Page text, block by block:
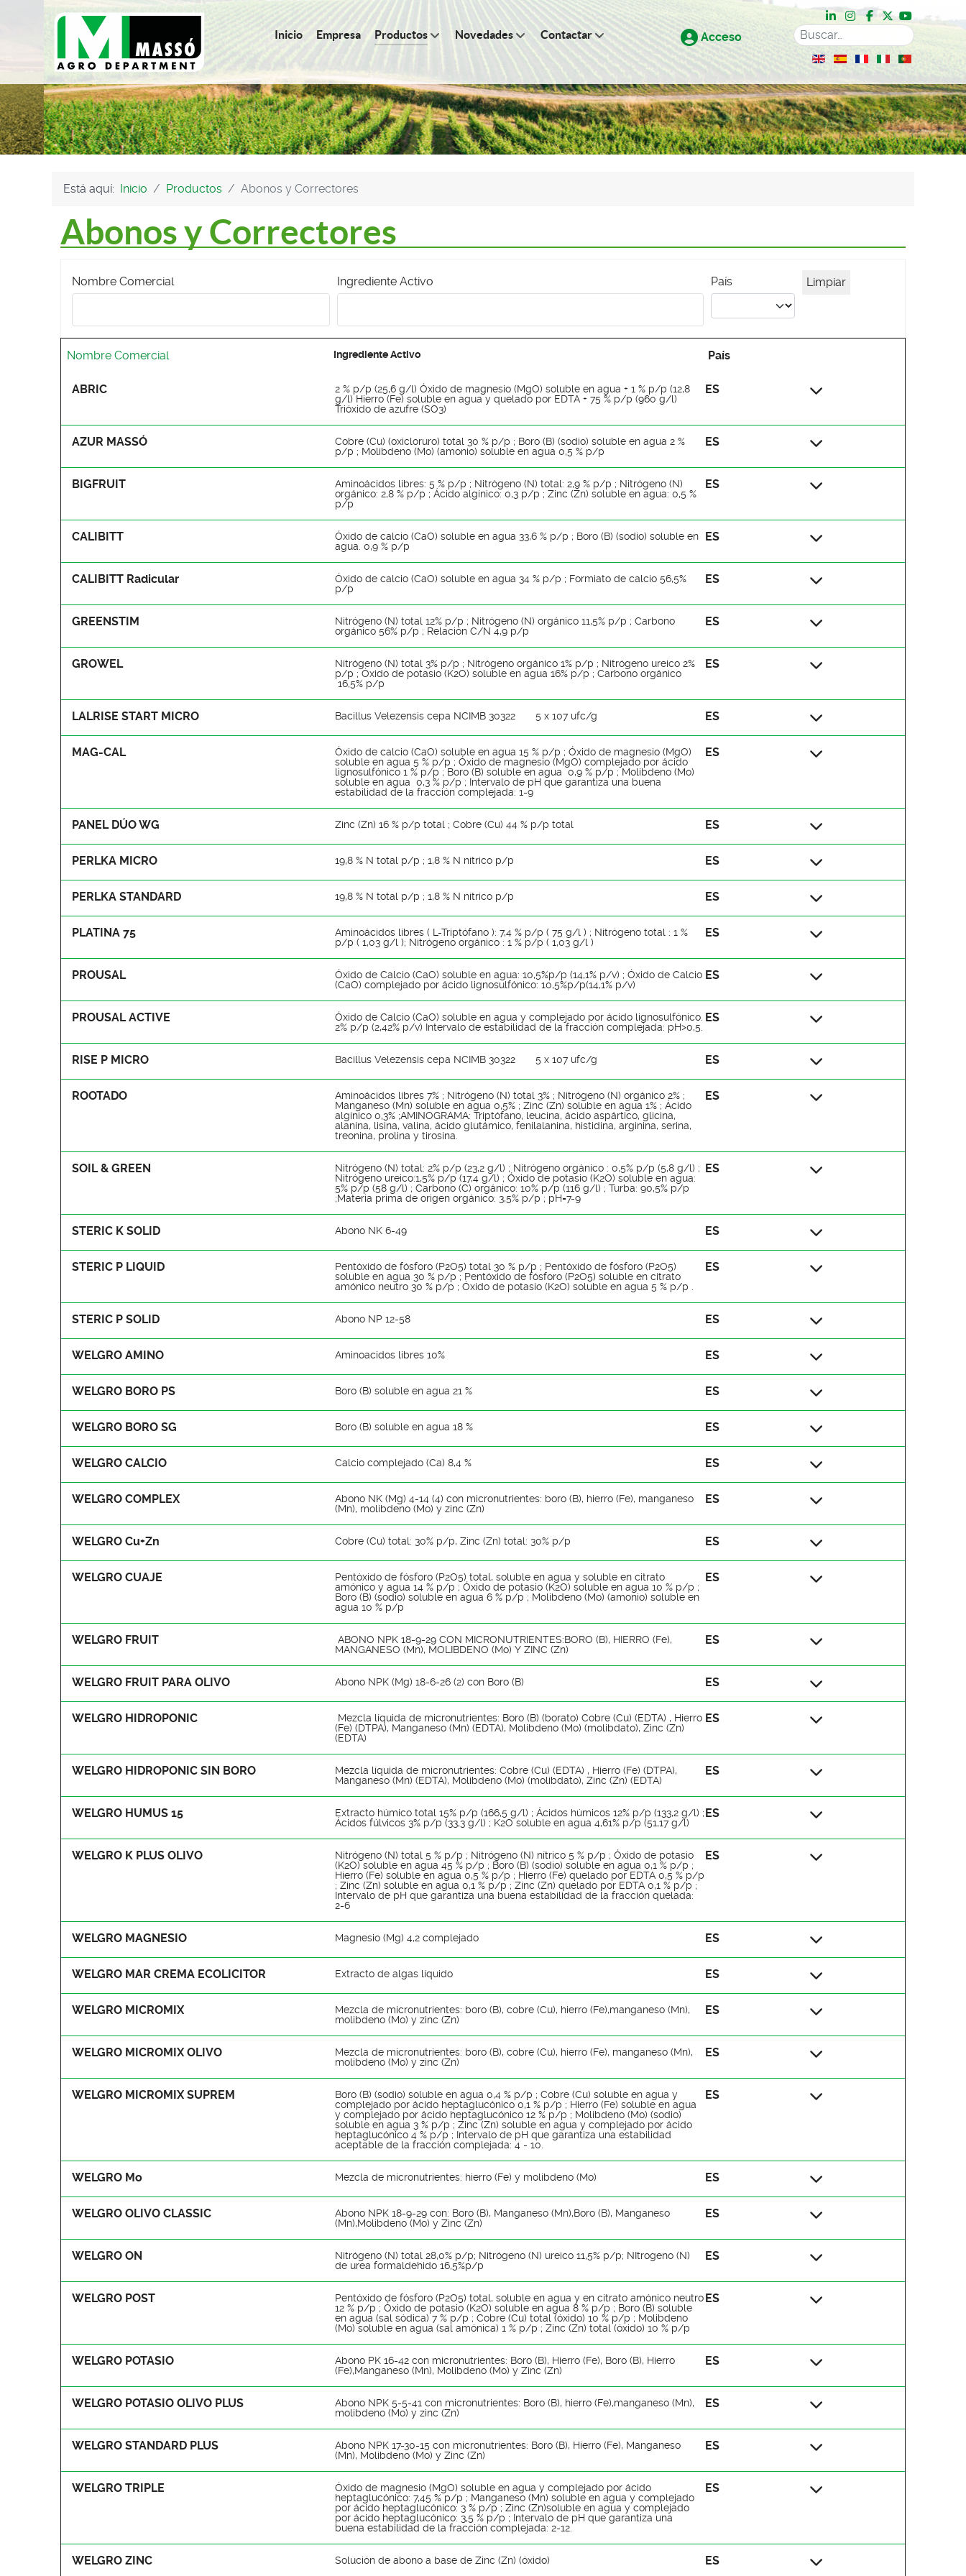
Inicio Empresa Productos Novedades Contactar
Acceso
Seleccione su idioma
Está aquí: Inicio Productos Abonos y Correctores
Abonos y Correctores
Nombre Comercial Ingrediente Activo País Limpiar
Artículos
Nombre Comercial Ingrediente Activo País
ABRIC
2 % p/p (25,6 g/l) Óxido de magnesio (MgO) soluble en agua + 1 % p/p (12,8
g/l) Hierro (Fe) soluble en agua y quelado por EDTA + 75 % p/p (960 g/l)
Trióxido de azufre (SO3)
ES
AZUR MASSÓ
Cobre (Cu) (oxicloruro) total 30 % p/p ; Boro (B) (sodio) soluble en agua 2 %
p/p ; Molibdeno (Mo) (amonio) soluble en agua 0,5 % p/p
ES
BIGFRUIT
Aminoácidos libres: 5 % p/p ; Nitrógeno (N) total: 2,9 % p/p ; Nitrógeno (N)
orgánico: 2,8 % p/p ; Ácido algínico: 0,3 p/p ; Zinc (Zn) soluble en agua: 0,5 %
p/p
ES
CALIBITT
Óxido de calcio (CaO) soluble en agua 33,6 % p/p ; Boro (B) (sodio) soluble en
agua. 0,9 % p/p
ES
CALIBITT Radicular
Óxido de calcio (CaO) soluble en agua 34 % p/p ; Formiato de calcio 56,5%
p/p
ES
GREENSTIM
Nitrógeno (N) total 12% p/p ; Nitrógeno (N) orgánico 11,5% p/p ; Carbono
orgánico 56% p/p ; Relación C/N 4,9 p/p
ES
GROWEL
Nitrógeno (N) total 3% p/p ; Nitrógeno orgánico 1% p/p ; Nitrógeno ureico 2%
p/p ; Óxido de potasio (K2O) soluble en agua 16% p/p ; Carbono orgánico
16,5% p/p
ES
LALRISE START MICRO Bacillus Velezensis cepa NCIMB 30322 5 x 107 ufc/g ES
MAG-CAL
Óxido de calcio (CaO) soluble en agua 15 % p/p ; Óxido de magnesio (MgO)
soluble en agua 5 % p/p ; Óxido de magnesio (MgO) complejado por ácido
lignosulfónico 1 % p/p ; Boro (B) soluble en agua 0,9 % p/p ; Molibdeno (Mo)
soluble en agua 0,3 % p/p ; Intervalo de pH que garantiza una buena
estabilidad de la fracción complejada: 1-9
ES
PANEL DÚO WG Zinc (Zn) 16 % p/p total ; Cobre (Cu) 44 % p/p total ES
PERLKA MICRO 19,8 % N total p/p ; 1,8 % N nítrico p/p ES
PERLKA STANDARD 19,8 % N total p/p ; 1,8 % N nítrico p/p ES
PLATINA 75
Aminoácidos libres ( L-Triptófano ): 7,4 % p/p ( 75 g/l ) ; Nitrógeno total : 1 %
p/p ( 1,03 g/l ); Nitrógeno orgánico : 1 % p/p ( 1,03 g/l )
ES
PROUSAL
Óxido de Calcio (CaO) soluble en agua: 10,5%p/p (14,1% p/v) ; Óxido de Calcio
(CaO) complejado por ácido lignosulfónico: 10,5%p/p(14,1% p/v)
ES
PROUSAL ACTIVE
Óxido de Calcio (CaO) soluble en agua y complejado por ácido lignosulfónico.
2% p/p (2,42% p/v) Intervalo de estabilidad de la fracción complejada: pH>0,5.
ES
RISE P MICRO Bacillus Velezensis cepa NCIMB 30322 5 x 107 ufc/g ES
ROOTADO
Aminoácidos libres 7% ; Nitrógeno (N) total 3% ; Nitrógeno (N) orgánico 2% ;
Manganeso (Mn) soluble en agua 0,5% ; Zinc (Zn) soluble en agua 1% ; Ácido
algínico 0,3% ;AMINOGRAMA: Triptófano, leucina, ácido aspártico, glicina,
alanina, lisina, valina, ácido glutámico, fenilalanina, histidina, arginina, serina,
treonina, prolina y tirosina.
ES
SOIL & GREEN
Nitrógeno (N) total: 2% p/p (23,2 g/l) ; Nitrógeno orgánico : 0,5% p/p (5,8 g/l) ;
Nitrógeno ureico:1,5% p/p (17,4 g/l) ; Óxido de potasio (K2O) soluble en agua:
5% p/p (58 g/l) ; Carbono (C) orgánico: 10% p/p (116 g/l) ; Turba: 90,5% p/p
;Materia prima de origen orgánico: 3,5% p/p ; pH=7-9
ES
STERIC K SOLID Abono NK 6-49 ES
STERIC P LIQUID
Pentóxido de fósforo (P2O5) total 30 % p/p ; Pentóxido de fósforo (P2O5)
soluble en agua 30 % p/p ; Pentóxido de fósforo (P2­O5) soluble en citrato
amónico neutro 30 % p/p ; Óxido de potasio (K2O) soluble en agua 5 % p/p .
ES
STERIC P SOLID Abono NP 12-58 ES
WELGRO AMINO Aminoacidos libres 10% ES
WELGRO BORO PS Boro (B) soluble en agua 21 % ES
WELGRO BORO SG Boro (B) soluble en agua 18 % ES
WELGRO CALCIO Calcio complejado (Ca) 8,4 % ES
WELGRO COMPLEX
Abono NK (Mg) 4-14 (4) con micronutrientes: boro (B), hierro (Fe), manganeso
(Mn), molibdeno (Mo) y zinc (Zn)
ES
WELGRO Cu+Zn Cobre (Cu) total: 30% p/p, Zinc (Zn) total: 30% p/p ES
WELGRO CUAJE
Pentóxido de fósforo (P2O5) total, soluble en agua y soluble en citrato
amónico y agua 14 % p/p ; Óxido de potasio (K2O) soluble en agua 10 % p/p ;
Boro (B) (sodio) soluble en agua 6 % p/p ; Molibdeno (Mo) (amonio) soluble en
agua 10 % p/p
ES
WELGRO FRUIT
ABONO NPK 18-9-29 CON MICRONUTRIENTES:BORO (B), HIERRO (Fe),
MANGANESO (Mn), MOLIBDENO (Mo) Y ZINC (Zn)
ES
WELGRO FRUIT PARA OLIVO Abono NPK (Mg) 18-6-26 (2) con Boro (B) ES
WELGRO HIDROPONIC
Mezcla líquida de micronutrientes: Boro (B) (borato) Cobre (Cu) (EDTA) , Hierro
(Fe) (DTPA), Manganeso (Mn) (EDTA), Molibdeno (Mo) (molibdato), Zinc (Zn)
(EDTA)
ES
WELGRO HIDROPONIC SIN BORO
Mezcla líquida de micronutrientes: Cobre (Cu) (EDTA) , Hierro (Fe) (DTPA),
Manganeso (Mn) (EDTA), Molibdeno (Mo) (molibdato), Zinc (Zn) (EDTA)
ES
WELGRO HUMUS 15
Extracto húmico total 15% p/p (166,5 g/l) ; Ácidos húmicos 12% p/p (133,2 g/l) ;
Ácidos fúlvicos 3% p/p (33,3 g/l) ; K2O soluble en agua 4,61% p/p (51,17 g/l)
ES
WELGRO K PLUS OLIVO
Nitrógeno (N) total 5 % p/p ; Nitrógeno (N) nítrico 5 % p/p ; Óxido de potasio
(K2O) soluble en agua 45 % p/p ; Boro (B) (sodio) soluble en agua 0,1 % p/p ;
Hierro (Fe) soluble en agua 0,5 % p/p ; Hierro (Fe) quelado por EDTA 0,5 % p/p
; Zinc (Zn) soluble en agua 0,1 % p/p ; Zinc (Zn) quelado por EDTA 0,1 % p/p ;
Intervalo de pH que garantiza una buena estabilidad de la fracción quelada:
2-6
ES
WELGRO MAGNESIO Magnesio (Mg) 4,2 complejado ES
WELGRO MAR CREMA ECOLICITOR Extracto de algas líquido ES
WELGRO MICROMIX
Mezcla de micronutrientes: boro (B), cobre (Cu), hierro (Fe),manganeso (Mn),
molibdeno (Mo) y zinc (Zn)
ES
WELGRO MICROMIX OLIVO
Mezcla de micronutrientes: boro (B), cobre (Cu), hierro (Fe), manganeso (Mn),
molibdeno (Mo) y zinc (Zn)
ES
WELGRO MICROMIX SUPREM
Boro (B) (sodio) soluble en agua 0,4 % p/p ; Cobre (Cu) soluble en agua y
complejado por ácido heptaglucónico 0,1 % p/p ; Hierro (Fe) soluble en agua
y complejado por ácido heptaglucónico 12 % p/p ; Molibdeno (Mo) (sodio)
soluble en agua 3 % p/p ; Zinc (Zn) soluble en agua y complejado por ácido
heptaglucónico 4 % p/p ; Intervalo de pH que garantiza una estabilidad
aceptable de la fracción complejada: 4 - 10.
ES
WELGRO Mo Mezcla de micronutrientes: hierro (Fe) y molibdeno (Mo) ES
WELGRO OLIVO CLASSIC
Abono NPK 18-9-29 con: Boro (B), Manganeso (Mn),Boro (B), Manganeso
(Mn),Molibdeno (Mo) y Zinc (Zn)
ES
WELGRO ON
Nitrógeno (N) total 28,0% p/p; Nitrógeno (N) ureico 11,5% p/p; NItrogeno (N)
de urea formaldehido 16,5%p/p
ES
WELGRO POST
Pentóxido de fósforo (P2O5) total, soluble en agua y en citrato amónico neutro
12 % p/p ; Óxido de potasio (K2O) soluble en agua 8 % p/p ; Boro (B) soluble
en agua (sal sódica) 7 % p/p ; Cobre (Cu) total (óxido) 10 % p/p ; Molibdeno
(Mo) soluble en agua (sal amónica) 1 % p/p ; Zinc (Zn) total (óxido) 10 % p/p
ES
WELGRO POTASIO
Abono PK 16-42 con micronutrientes: Boro (B), Hierro (Fe), Boro (B), Hierro
(Fe),Manganeso (Mn), Molibdeno (Mo) y Zinc (Zn)
ES
WELGRO POTASIO OLIVO PLUS
Abono NPK 5-5-41 con micronutrientes: Boro (B), hierro (Fe),manganeso (Mn),
molibdeno (Mo) y zinc (Zn)
ES
WELGRO STANDARD PLUS
Abono NPK 17-30-15 con micronutrientes: Boro (B), Hierro (Fe), Manganeso
(Mn), Molibdeno (Mo) y Zinc (Zn)
ES
WELGRO TRIPLE
Óxido de magnesio (MgO) soluble en agua y complejado por ácido
heptaglucónico: 7,45 % p/p ; Manganeso (Mn) soluble en agua y complejado
por ácido heptaglucónico: 3 % p/p ; Zinc (Zn)soluble en agua y complejado
por ácido heptaglucónico: 3,5 % p/p ; Intervalo de pH que garantiza una
buena estabilidad de la fracción complejada: 2-12.
ES
WELGRO ZINC Solución de abono a base de Zinc (Zn) (óxido) ES